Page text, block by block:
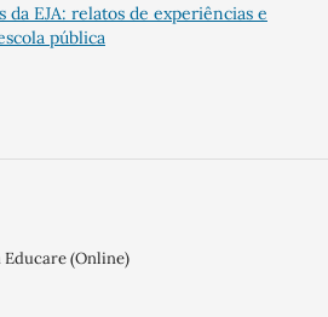
da EJA: relatos de experiências e
pública
Educare (Online)